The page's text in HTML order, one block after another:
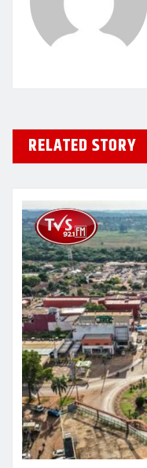
RELATED STORY